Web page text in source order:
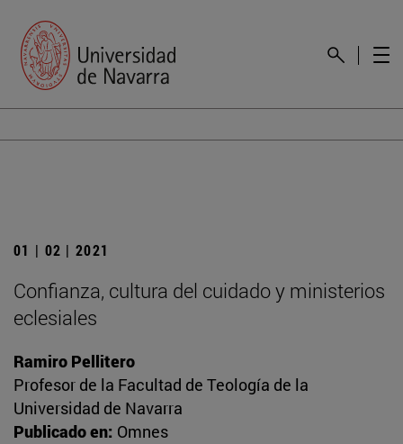
01 | 02 | 2021
Confianza, cultura del cuidado y ministerios
eclesiales
Ramiro Pellitero
Profesor de la Facultad de Teología de la
Universidad de Navarra
Publicado en: Omnes